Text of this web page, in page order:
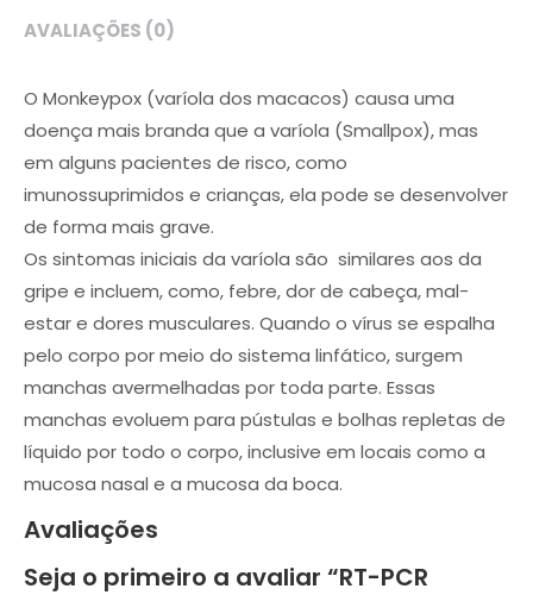
AVALIAÇÕES (0)
O Monkeypox (varíola dos macacos) causa uma
doença mais branda que a varíola (Smallpox), mas
em alguns pacientes de risco, como
imunossuprimidos e crianças, ela pode se desenvolver
de forma mais grave.
Os sintomas iniciais da varíola são similares aos da
gripe e incluem, como, febre, dor de cabeça, mal-
estar e dores musculares. Quando o vírus se espalha
pelo corpo por meio do sistema linfático, surgem
manchas avermelhadas por toda parte. Essas
manchas evoluem para pústulas e bolhas repletas de
líquido por todo o corpo, inclusive em locais como a
mucosa nasal e a mucosa da boca.
Avaliações
Seja o primeiro a avaliar “RT-PCR